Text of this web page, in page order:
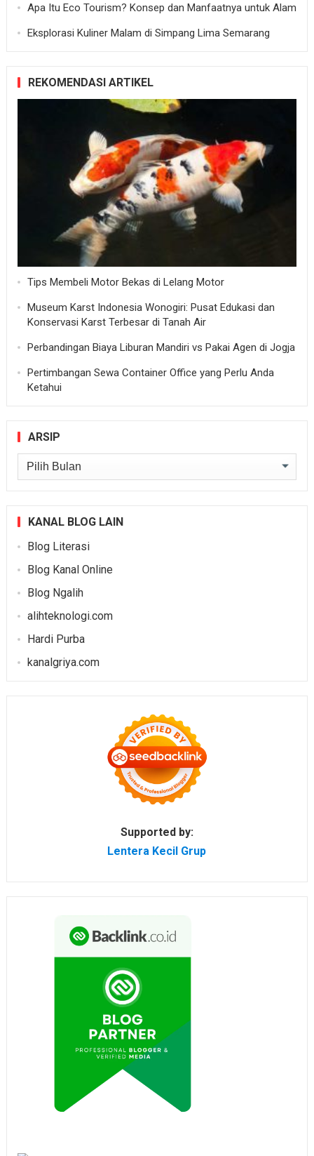
Apa Itu Eco Tourism? Konsep dan Manfaatnya untuk Alam
Eksplorasi Kuliner Malam di Simpang Lima Semarang
REKOMENDASI ARTIKEL
Tips Membeli Motor Bekas di Lelang Motor
Museum Karst Indonesia Wonogiri: Pusat Edukasi dan
Konservasi Karst Terbesar di Tanah Air
Perbandingan Biaya Liburan Mandiri vs Pakai Agen di Jogja
Pertimbangan Sewa Container Office yang Perlu Anda
Ketahui
ARSIP
Arsip
KANAL BLOG LAIN
Blog Literasi
Blog Kanal Online
Blog Ngalih
alihteknologi.com
Hardi Purba
kanalgriya.com
Supported by:
Lentera Kecil Grup